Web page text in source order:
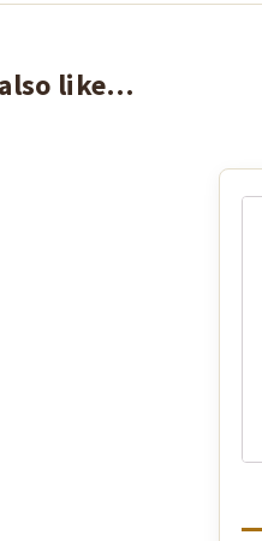
like…